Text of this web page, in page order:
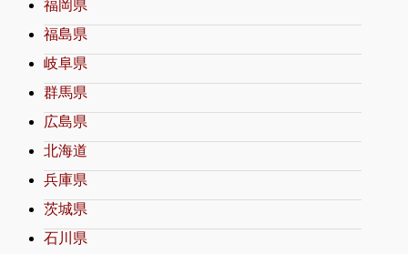
福岡県
福島県
岐阜県
群馬県
広島県
北海道
兵庫県
茨城県
石川県